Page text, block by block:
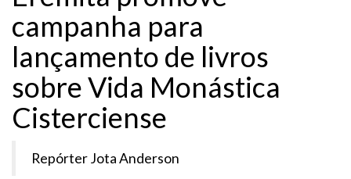
campanha para
lançamento de livros
sobre Vida Monástica
Cisterciense
Repórter Jota Anderson